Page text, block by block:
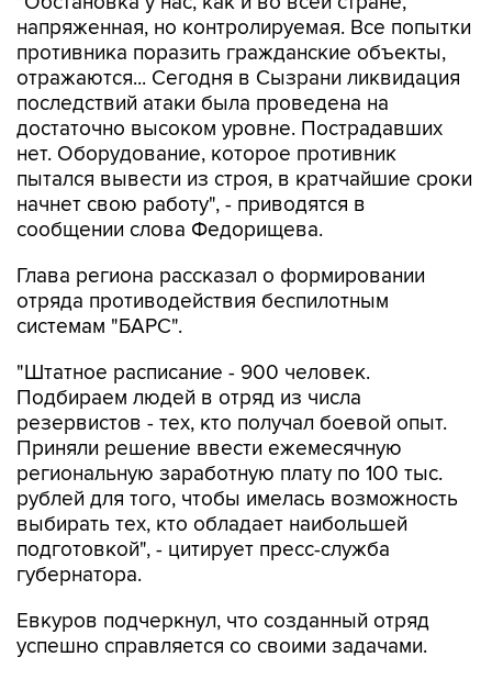
напряженная, но контролируемая. Все попытки
противника поразить гражданские объекты,
отражаются... Сегодня в Сызрани ликвидация
последствий атаки была проведена на
достаточно высоком уровне. Пострадавших
нет. Оборудование, которое противник
пытался вывести из строя, в кратчайшие сроки
начнет свою работу", - приводятся в
сообщении слова Федорищева.
Глава региона рассказал о формировании
отряда противодействия беспилотным
системам "БАРС".
"Штатное расписание - 900 человек.
Подбираем людей в отряд из числа
резервистов - тех, кто получал боевой опыт.
Приняли решение ввести ежемесячную
региональную заработную плату по 100 тыс.
рублей для того, чтобы имелась возможность
выбирать тех, кто обладает наибольшей
подготовкой", - цитирует пресс-служба
губернатора.
Евкуров подчеркнул, что созданный отряд
успешно справляется со своими задачами.